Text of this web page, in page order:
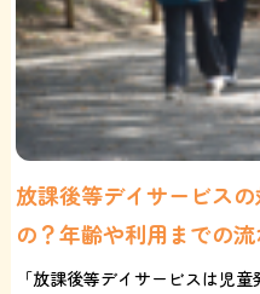
放課後等デイサービス
の？年齢や利用までの
「放課後等デイサービスは児